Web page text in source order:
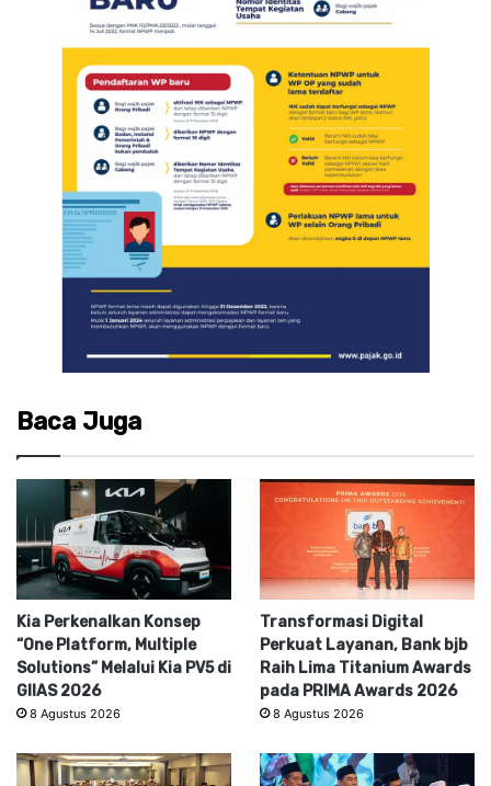
Baca Juga
Kia Perkenalkan Konsep
“One Platform, Multiple
Solutions” Melalui Kia PV5 di
GIIAS 2026
8 Agustus 2026
Transformasi Digital
Perkuat Layanan, Bank bjb
Raih Lima Titanium Awards
pada PRIMA Awards 2026
8 Agustus 2026